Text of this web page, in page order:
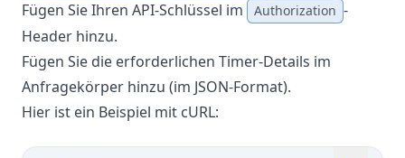
Fügen Sie Ihren API-Schlüssel im
Authorization -
Header hinzu.
Fügen Sie die erforderlichen Timer-Details im
Anfragekörper hinzu (im JSON-Format).
Hier ist ein Beispiel mit cURL: